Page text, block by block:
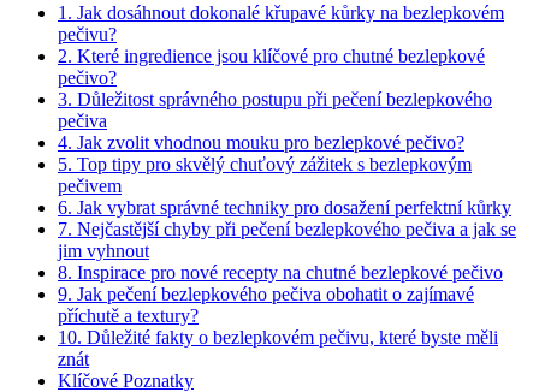
1. Jak dosáhnout dokonalé křupavé kůrky na bezlepkovém
pečivu?
2. Které ⁢ingredience jsou ‍klíčové pro chutné bezlepkové
pečivo?
3. ​Důležitost správného postupu ​při​ pečení⁤ bezlepkového
pečiva
4. Jak zvolit vhodnou mouku pro ‌bezlepkové pečivo?
5. Top tipy pro ​skvělý‌ chuťový zážitek s⁢ bezlepkovým
pečivem
6. Jak vybrat správné techniky pro dosažení perfektní kůrky
7. Nejčastější chyby při⁣ pečení bezlepkového⁢ pečiva a jak ‌se
jim vyhnout
8. Inspirace pro‍ nové recepty na ⁤chutné bezlepkové pečivo
9. Jak pečení bezlepkového pečiva obohatit⁣ o zajímavé
příchutě a textury?
10. Důležité fakty ​o bezlepkovém pečivu, které byste⁣ měli
znát
Klíčové Poznatky